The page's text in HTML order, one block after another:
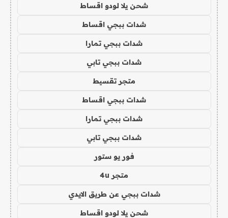
شحن يلا لودو اقساط
شدات ببجي اقساط
شدات ببجي تمارا
شدات ببجي تابي
متجر تقسيط
شدات ببجي اقساط
شدات ببجي تمارا
شدات ببجي تابي
فور يو ستور
متجر 4u
شدات ببجي عن طريق الايدي
شحن يلا لودو اقساط